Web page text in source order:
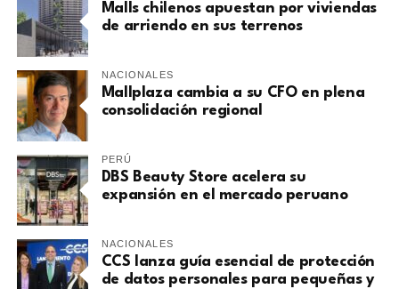
Malls chilenos apuestan por viviendas
de arriendo en sus terrenos
NACIONALES
Mallplaza cambia a su CFO en plena
consolidación regional
PERÚ
DBS Beauty Store acelera su
expansión en el mercado peruano
NACIONALES
CCS lanza guía esencial de protección
de datos personales para pequeñas y